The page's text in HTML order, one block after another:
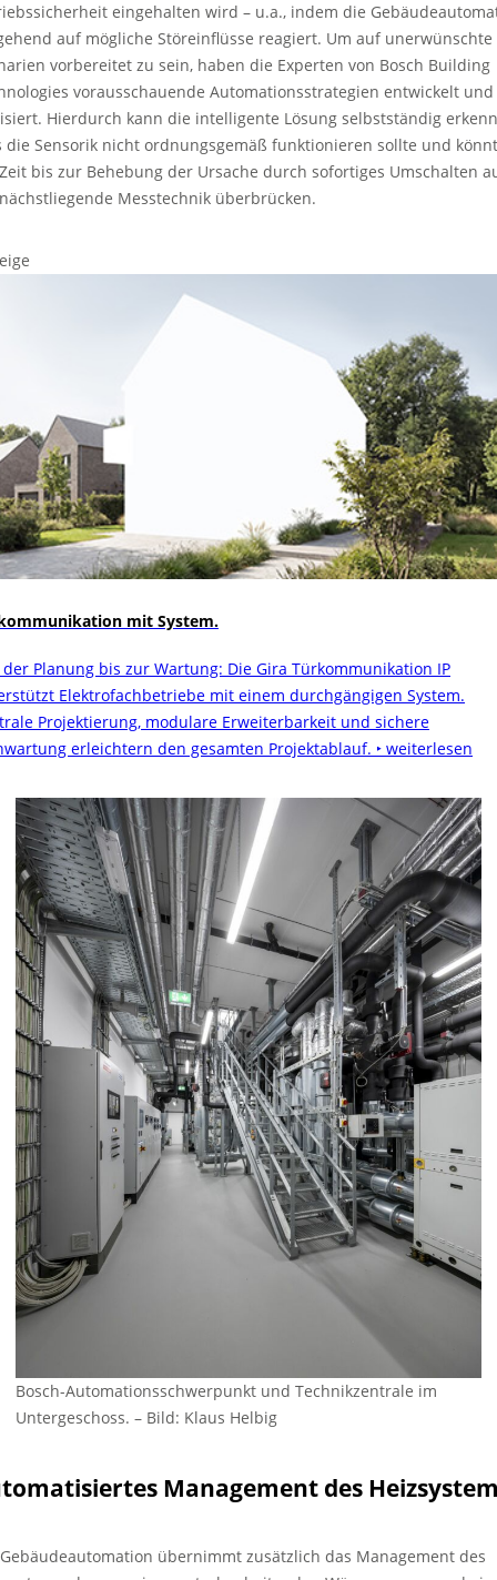
eingehalten wird – u.a., indem die
auf mögliche Störeinflüsse reagiert. Um auf unerwünschte
vorbereitet zu sein, haben die Experten von Bosch Building
vorausschauende Automationsstrategien entwickelt und
Hierdurch kann die intelligente Lösung selbstständig
die Sensorik nicht ordnungsgemäß funktionieren sollte und
bis zur Behebung der Ursache durch sofortiges Umschalten
Messtechnik überbrücken.
mit System.
der Planung bis zur Wartung: Die Gira Türkommunikation IP
Elektrofachbetriebe mit einem durchgängigen System.
Projektierung, modulare Erweiterbarkeit und sichere
erleichtern den gesamten Projektablauf. ‣ weiterlesen
Bosch-Automationsschwerpunkt und Technikzentrale im
Untergeschoss. – Bild: Klaus Helbig
Management des
übernimmt zusätzlich das Management des